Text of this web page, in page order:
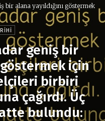
bir alana yayıldığını göstermek
geniş bir
göstermek için
birbiri
çağırdı. Üç
bulundu: